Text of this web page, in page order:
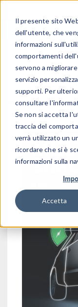
Il presente sito
dell'utente, che
informazioni
comportamenti
servono a
servizio
supporti. Per
consultare
Se non si accetta
traccia del
verrà utilizzato un
ricordare che si è
informazioni sulla
Accetta
IEEE